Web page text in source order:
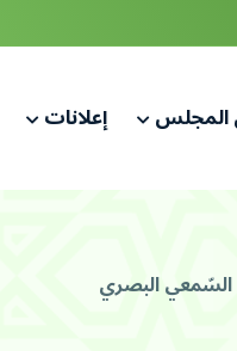
إعلانات
السّمعي البصري